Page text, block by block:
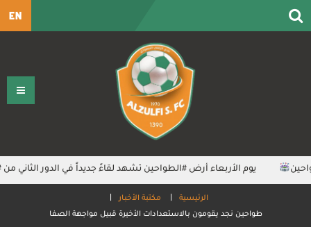
EN
‏يوم الأربعاء أرض ⁧‫#الطواحين‬⁩ تشهد لقاءً جديداً في الدور الثاني من
الرئيسية
مكتبة الأخبار
طواحين نجد يقومون بالاستعدادات الأخيرة قبيل مواجهة الصفا